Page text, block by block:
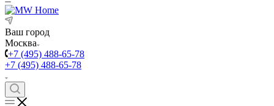
Ваш город
Москва
+7 (495) 488-65-78
+7 (495) 488-65-78